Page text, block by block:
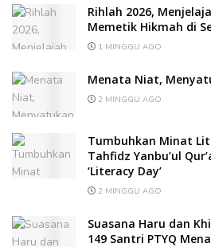
Rihlah 2026,
Memetik Hikmah di
1 MINGGU AGO
Menata Niat,
2 MINGGU AGO
Tumbuhkan Minat
Tahfidz Yanbu’ul
‘Literacy Day’
2 MINGGU AGO
Suasana Haru dan
149 Santri PTYQ